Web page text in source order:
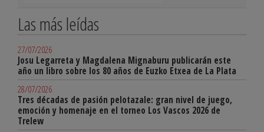
Las más leídas
27/07/2026
Josu Legarreta y Magdalena Mignaburu publicarán este
año un libro sobre los 80 años de Euzko Etxea de La Plata
28/07/2026
Tres décadas de pasión pelotazale: gran nivel de juego,
emoción y homenaje en el torneo Los Vascos 2026 de
Trelew